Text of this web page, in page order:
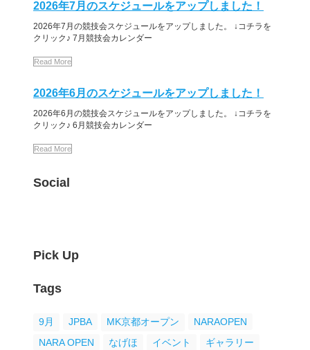
2026年7月のスケジュールをアップしました！
2026年7月の競技会スケジュールをアップしました。 ↓コチラを
クリック♪ 7月競技会カレンダー
Read More
2026年6月のスケジュールをアップしました！
2026年6月の競技会スケジュールをアップしました。 ↓コチラを
クリック♪ 6月競技会カレンダー
Read More
Social
Pick Up
Tags
9月 JPBA MK京都オープン
NARAOPEN
NARA OPEN
なげほ イベント
ギャラリー